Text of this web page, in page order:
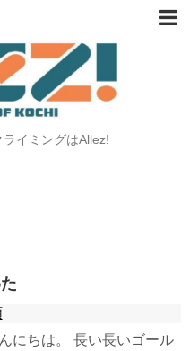
イミングはAllez!
にちは。 長い長いゴール